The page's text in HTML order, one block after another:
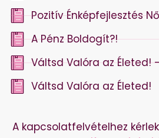
Pozitív Énképfejlesztés
A Pénz Boldogít?!
Váltsd Valóra az Életed! –
Váltsd Valóra az Életed!
A kapcsolatfelvételhez